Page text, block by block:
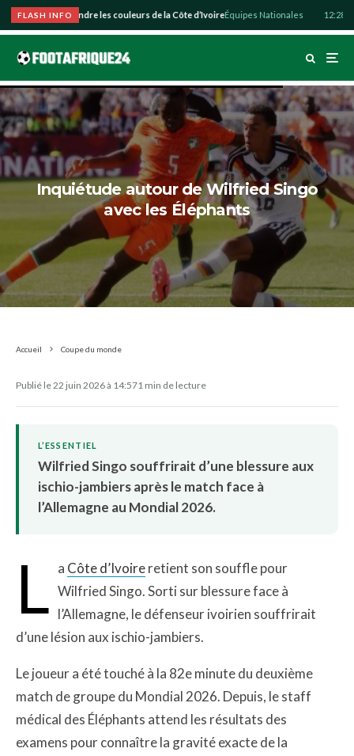
FLASH INFO
souhaite défendre les couleurs de la Côte d’IvoireÉquipes Nationales 12:28
Inquiétude autour de Wilfried Singo
avec les Éléphants
Accueil Coupe du monde
Publié le 22 juin 2026 à 14:571 min de lecture
L’ESSENTIEL
Wilfried Singo souffrirait d’une blessure aux
ischio-jambiers après le match face à
l’Allemagne au Mondial 2026.
L a Côte d’Ivoireretient son souffle pour
Wilfried Singo. Sorti sur blessure face à
l’Allemagne, le défenseur ivoirien souffrirait
d’une lésion aux ischio-jambiers.
Le joueur a été touché à la 82e minute du deuxième
match de groupe du Mondial 2026. Depuis, le staff
médical des Éléphants attend les résultats des
examens pour connaître la gravité exacte de la